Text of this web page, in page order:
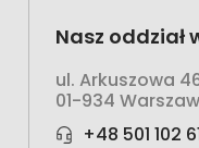
Nasz oddział
ul. Arkuszowa
01-934
+48 501 102